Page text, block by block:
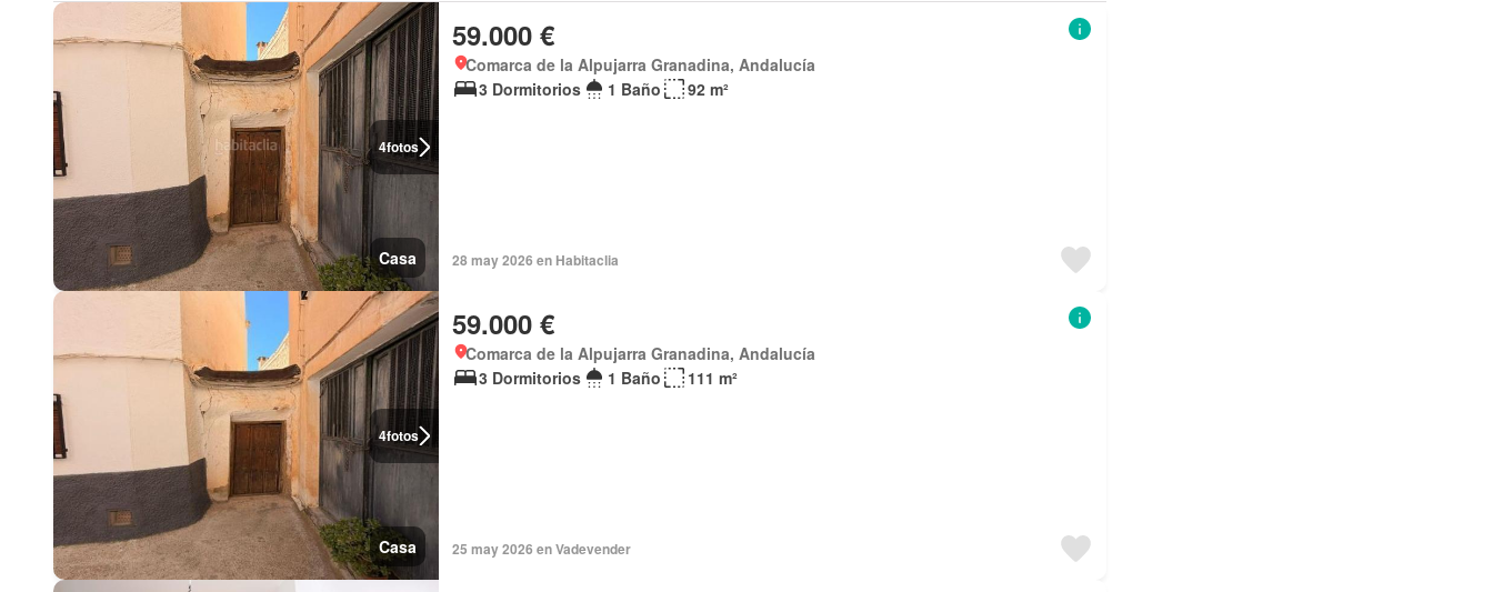
4fotos
Casa
59.000 €
Comarca de la Alpujarra Granadina, Andalucía
3 Dormitorios
1 Baño 92 m²
28 may 2026 en Habitaclia
4fotos
Casa
59.000 €
Comarca de la Alpujarra Granadina, Andalucía
3 Dormitorios
1 Baño 111 m²
25 may 2026 en Vadevender